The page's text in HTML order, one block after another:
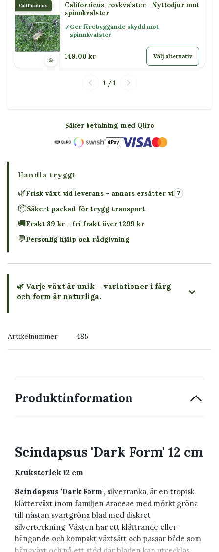
Californicus
Californicus-rovkvalster - Nyttodjur mot
spinnkvalster
Ger förebyggande skydd mot
spinnkvalster
149.00 kr Välj alternativ
1 / 1
Säker betalning med Qliro
Handla tryggt
🌿Frisk växt vid leverans – annars ersätter vi ?
📦Säkert packad för trygg transport
🚚Frakt 89 kr – fri frakt över 1299 kr
💬Personlig hjälp och rådgivning
🌿 Varje växt är unik – variationer i färg
och form är naturliga.
Artikelnummer 485
Produktinformation
Scindapsus 'Dark Form' 12 cm
Krukstorlek 12 cm
Scindapsus 'Dark Form', silverranka, är en tropisk
klätterväxt inom familjen Araceae med mörkt gröna
till nästan svartgröna blad med diskret
silverteckning. Växten har ett klättrande eller
hängande och kompakt växtsätt och passar både som